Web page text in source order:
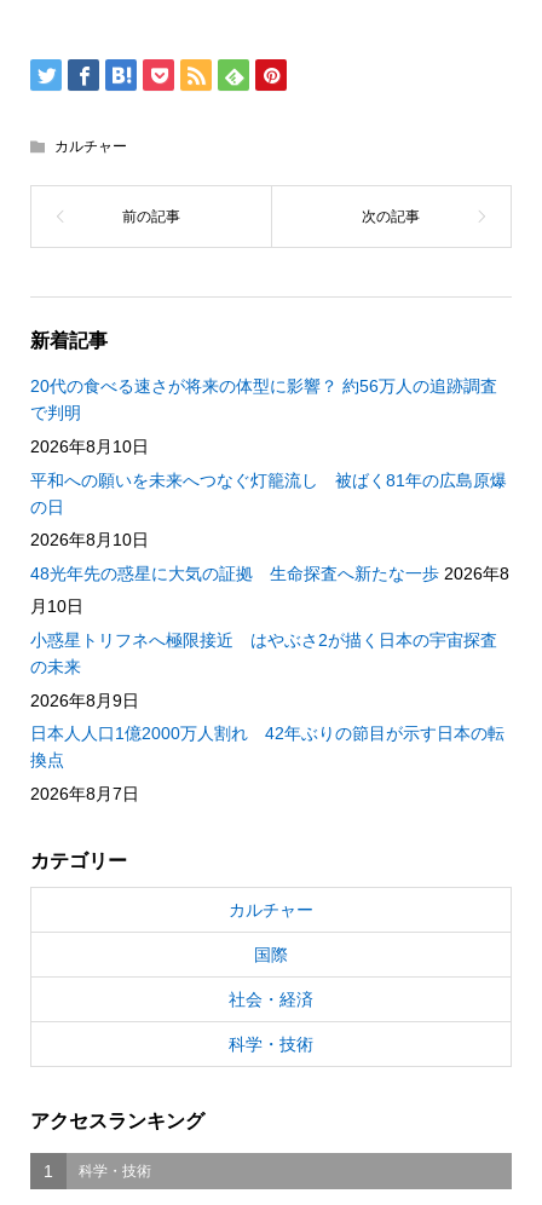
カルチャー
新着記事
20代の食べる速さが将来の体型に影響？ 約56万人の追跡調査
で判明
2026年8月10日
平和への願いを未来へつなぐ灯籠流し 被ばく81年の広島原爆
の日
2026年8月10日
48光年先の惑星に大気の証拠 生命探査へ新たな一歩 2026年8
月10日
小惑星トリフネへ極限接近 はやぶさ2が描く日本の宇宙探査
の未来
2026年8月9日
日本人人口1億2000万人割れ 42年ぶりの節目が示す日本の転
換点
2026年8月7日
カテゴリー
カルチャー
国際
社会・経済
科学・技術
アクセスランキング
1 科学・技術